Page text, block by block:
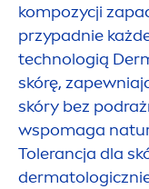
kompozycji
przypadnie
technologią
skórę,
skóry bez
wspomaga
Tolerancja dla